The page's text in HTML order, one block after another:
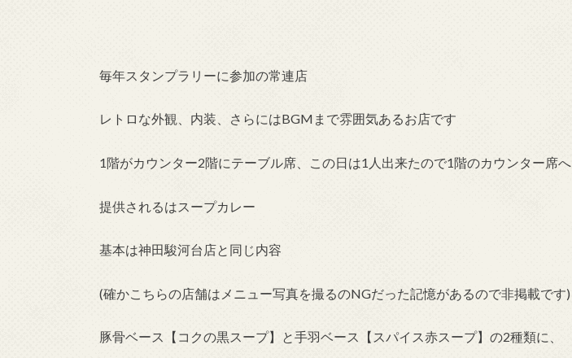
毎年スタンプラリーに参加の常連店
レトロな外観、内装、さらにはBGMまで雰囲気あるお店です
1階がカウンター2階にテーブル席、この日は1人出来たので1階のカウンター席へ
提供されるはスープカレー
基本は神田駿河台店と同じ内容
(確かこちらの店舗はメニュー写真を撮るのNGだった記憶があるので非掲載です)
豚骨ベース【コクの黒スープ】と手羽ベース【スパイス赤スープ】の2種類に、